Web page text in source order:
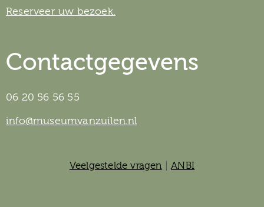
Reserveer uw bezoek.
Contactgegevens
06 20 56 56 55
info@museumvanzuilen.nl
Veelgestelde vragen |ANBI